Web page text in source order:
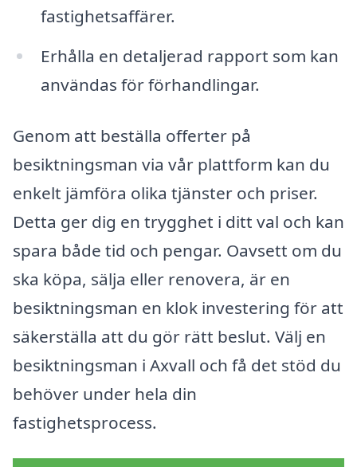
fastighetsaffärer.
Erhålla en detaljerad rapport som kan
användas för förhandlingar.
Genom att beställa offerter på
besiktningsman via vår plattform kan du
enkelt jämföra olika tjänster och priser.
Detta ger dig en trygghet i ditt val och kan
spara både tid och pengar. Oavsett om du
ska köpa, sälja eller renovera, är en
besiktningsman en klok investering för att
säkerställa att du gör rätt beslut. Välj en
besiktningsman i Axvall och få det stöd du
behöver under hela din
fastighetsprocess.